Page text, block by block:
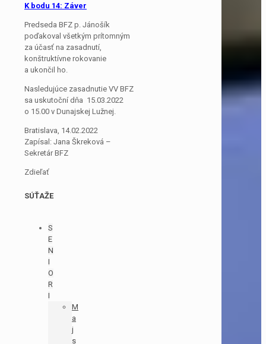
K bodu 14: Záver
Predseda BFZ p. Jánošík
poďakoval všetkým prítomným
za účasť na zasadnutí,
konštruktívne rokovanie
a ukončil ho.
Nasledujúce zasadnutie VV BFZ
sa uskutoční dňa 15.03.2022
o 15.00 v Dunajskej Lužnej.
Bratislava, 14.02.2022
Zapísal: Jana Škreková –
Sekretár BFZ
Zdieľať
SÚŤAŽE
S
E
N
I
O
R
I
M
a
j
s